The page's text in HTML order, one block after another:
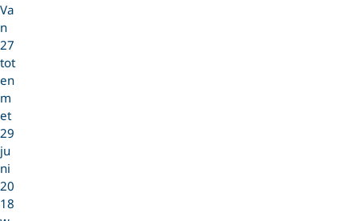
Va
n
27
tot
en
m
et
29
ju
ni
20
18